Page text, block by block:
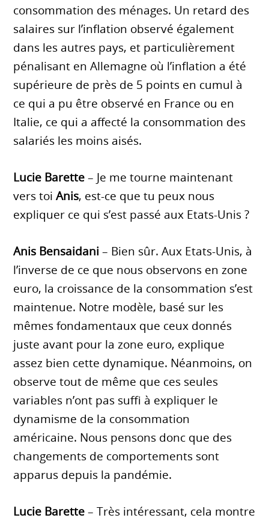
consommation des ménages. Un retard des
salaires sur l’inflation observé également
dans les autres pays, et particulièrement
pénalisant en Allemagne où l’inflation a été
supérieure de près de 5 points en cumul à
ce qui a pu être observé en France ou en
Italie, ce qui a affecté la consommation des
salariés les moins aisés.
Lucie Barette– Je me tourne maintenant
vers toiAnis, est-ce que tu peux nous
expliquer ce qui s’est passé aux Etats-Unis ?
Anis Bensaidani – Bien sûr. Aux Etats-Unis, à
l’inverse de ce que nous observons en zone
euro, la croissance de la consommation s’est
maintenue. Notre modèle, basé sur les
mêmes fondamentaux que ceux donnés
juste avant pour la zone euro, explique
assez bien cette dynamique. Néanmoins, on
observe tout de même que ces seules
variables n’ont pas suffi à expliquer le
dynamisme de la consommation
américaine. Nous pensons donc que des
changements de comportements sont
apparus depuis la pandémie.
Lucie Barette– Très intéressant, cela montre